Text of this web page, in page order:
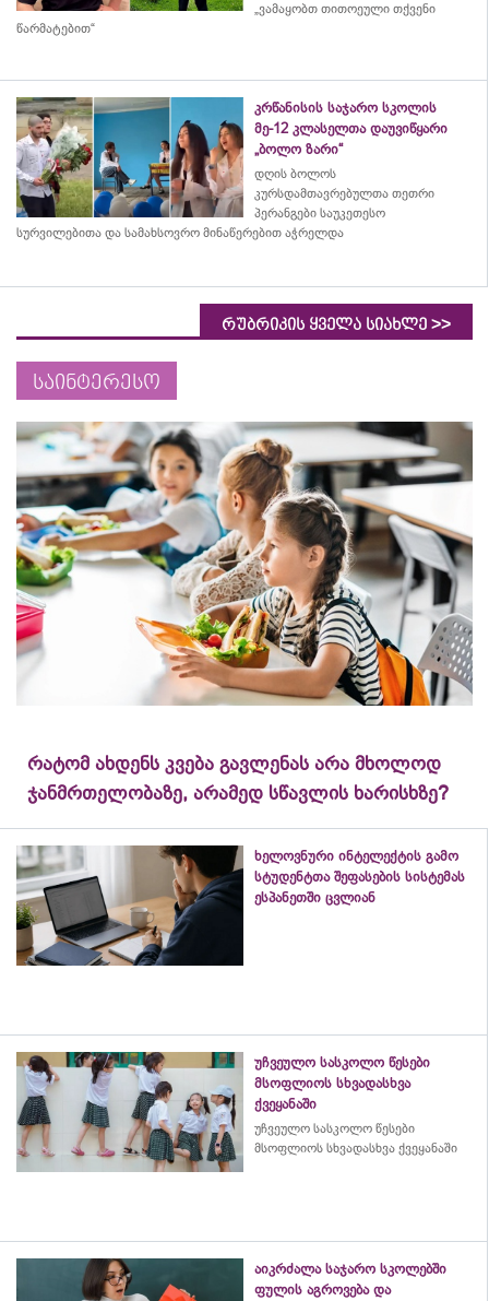
„ვამაყობთ თითოეული თქვენი
წარმატებით“
კრწანისის საჯარო სკოლის
მე-12 კლასელთა დაუვიწყარი
„ბოლო ზარი“
დღის ბოლოს
კურსდამთავრებულთა თეთრი
პერანგები საუკეთესო
სურვილებითა და სამახსოვრო მინაწერებით აჭრელდა
რუბრიკის ყველა სიახლე >>
საინტერესო
რატომ ახდენს კვება გავლენას არა მხოლოდ
ჯანმრთელობაზე, არამედ სწავლის ხარისხზე?
ხელოვნური ინტელექტის გამო
სტუდენტთა შეფასების სისტემას
ესპანეთში ცვლიან
უჩვეულო სასკოლო წესები
მსოფლიოს სხვადასხვა
ქვეყანაში
უჩვეულო სასკოლო წესები
მსოფლიოს სხვადასხვა ქვეყანაში
აიკრძალა საჯარო სკოლებში
ფულის აგროვება და